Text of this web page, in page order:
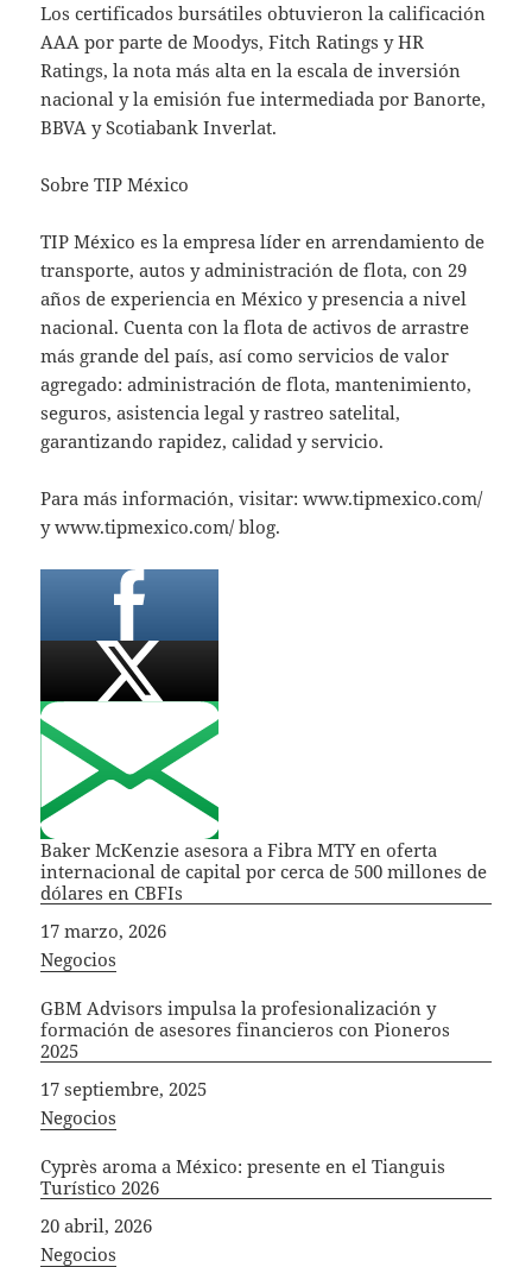
Los certificados bursátiles obtuvieron la calificación
AAA por parte de Moodys, Fitch Ratings y HR
Ratings, la nota más alta en la escala de inversión
nacional y la emisión fue intermediada por Banorte,
BBVA y Scotiabank Inverlat.
Sobre TIP México
TIP México es la empresa líder en arrendamiento de
transporte, autos y administración de flota, con 29
años de experiencia en México y presencia a nivel
nacional. Cuenta con la flota de activos de arrastre
más grande del país, así como servicios de valor
agregado: administración de flota, mantenimiento,
seguros, asistencia legal y rastreo satelital,
garantizando rapidez, calidad y servicio.
Para más información, visitar: www.tipmexico.com/
y www.tipmexico.com/ blog.
Baker McKenzie asesora a Fibra MTY en oferta
internacional de capital por cerca de 500 millones de
dólares en CBFIs
Fecha
17 marzo, 2026
In relation to
Negocios
GBM Advisors impulsa la profesionalización y
formación de asesores financieros con Pioneros
2025
Fecha
17 septiembre, 2025
In relation to
Negocios
Cyprès aroma a México: presente en el Tianguis
Turístico 2026
Fecha
20 abril, 2026
In relation to
Negocios